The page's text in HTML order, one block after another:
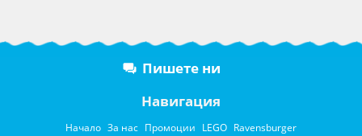
Пишете ни
Навигация
Начало За нас Промоции LEGO Ravensburger